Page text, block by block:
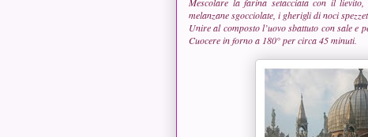
melanzane sgocciolate, i gherigli di noci
Unire al composto l’uovo sbattuto con sale e
Cuocere in forno a 180° per circa 45 minuti.